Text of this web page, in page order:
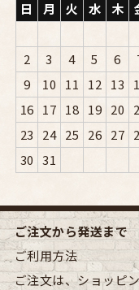
日
月 火 水 木
2
3 4 5 6
9
10 11 12 13
16 17 18 19 20
23
24 25 26 27
30 31
ご注文から発送まで
ご利用方法
ご注文は、ショッピ